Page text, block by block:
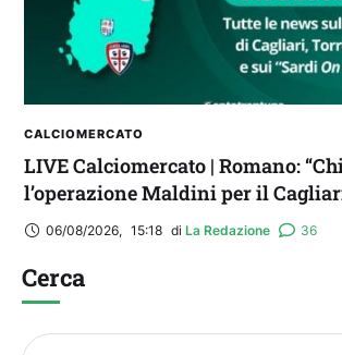
CALCIOMERCATO
LIVE Calciomercato | Romano:
l’operazione Maldini per il
06/08/2026, 15:18 di La Redazione 36
Cerca